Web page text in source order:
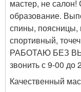
мастер, не
образование.
спины, поясницы,
спортивный,
РАБОТАЮ БЕЗ
звонить с 9-00 до
Качественный